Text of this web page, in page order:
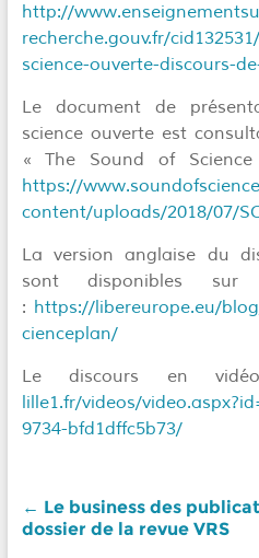
http://
recherche.gouv.fr/
science-ouverte-discours-
Le document de
science ouverte est
« The Sound of
https://
content/uploads/2018/07/
La version anglaise du
sont disponibles
: https://libereurope.eu/
cienceplan/
Le discours en
lille1.fr/videos/
9734-bfd1dffc5b73/
← Le business des
dossier de la revue VRS